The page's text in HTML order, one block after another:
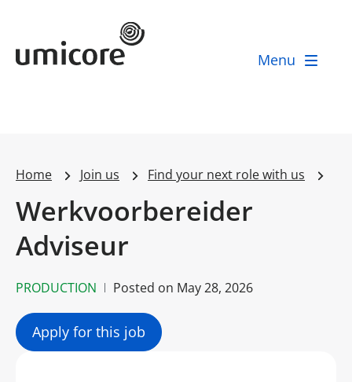
Umicore Homepage
Menu
Home Join us Find your next role with us
Werkvoorbereider
Adviseur
PRODUCTION Posted on May 28, 2026
Apply for this job